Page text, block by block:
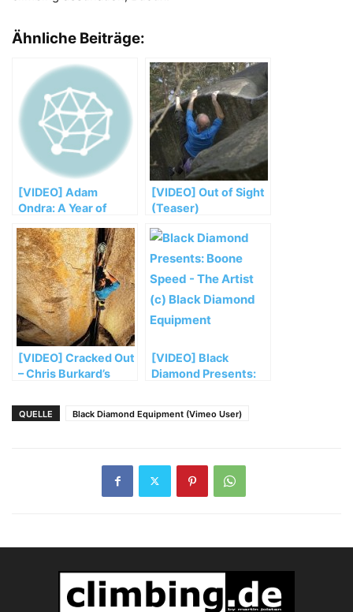
Ähnliche Beiträge:
[VIDEO] Adam
Ondra: A Year of
Plastic
[VIDEO] Out of Sight
(Teaser)
[VIDEO] Cracked Out
– Chris Burkard’s
Yosemite Offwidth
Circuit
[VIDEO] Black
Diamond Presents:
QUELLE Black Diamond Equipment (Vimeo User)